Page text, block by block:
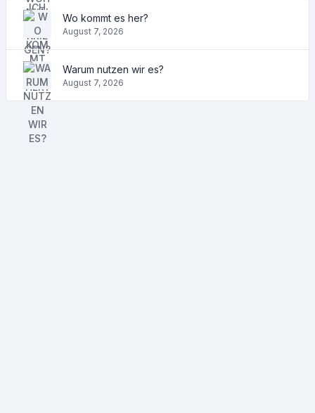
Wo kommt es her?
August 7, 2026
Warum nutzen wir es?
August 7, 2026